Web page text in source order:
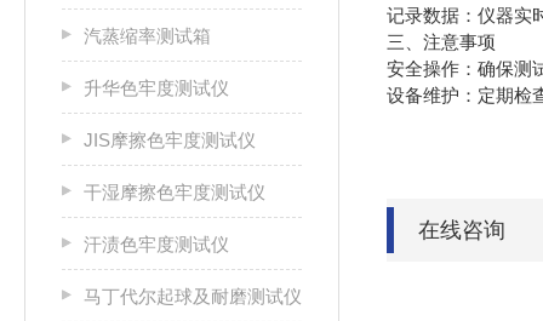
汽蒸缩率测试箱
升华色牢度测试仪
JIS摩擦色牢度测试仪
干湿摩擦色牢度测试仪
汗渍色牢度测试仪
马丁代尔起球及耐磨测试仪
记录数据‌：仪器实
三、注意事项
安全操作‌：确保测
设备维护‌：定期检
在线咨询